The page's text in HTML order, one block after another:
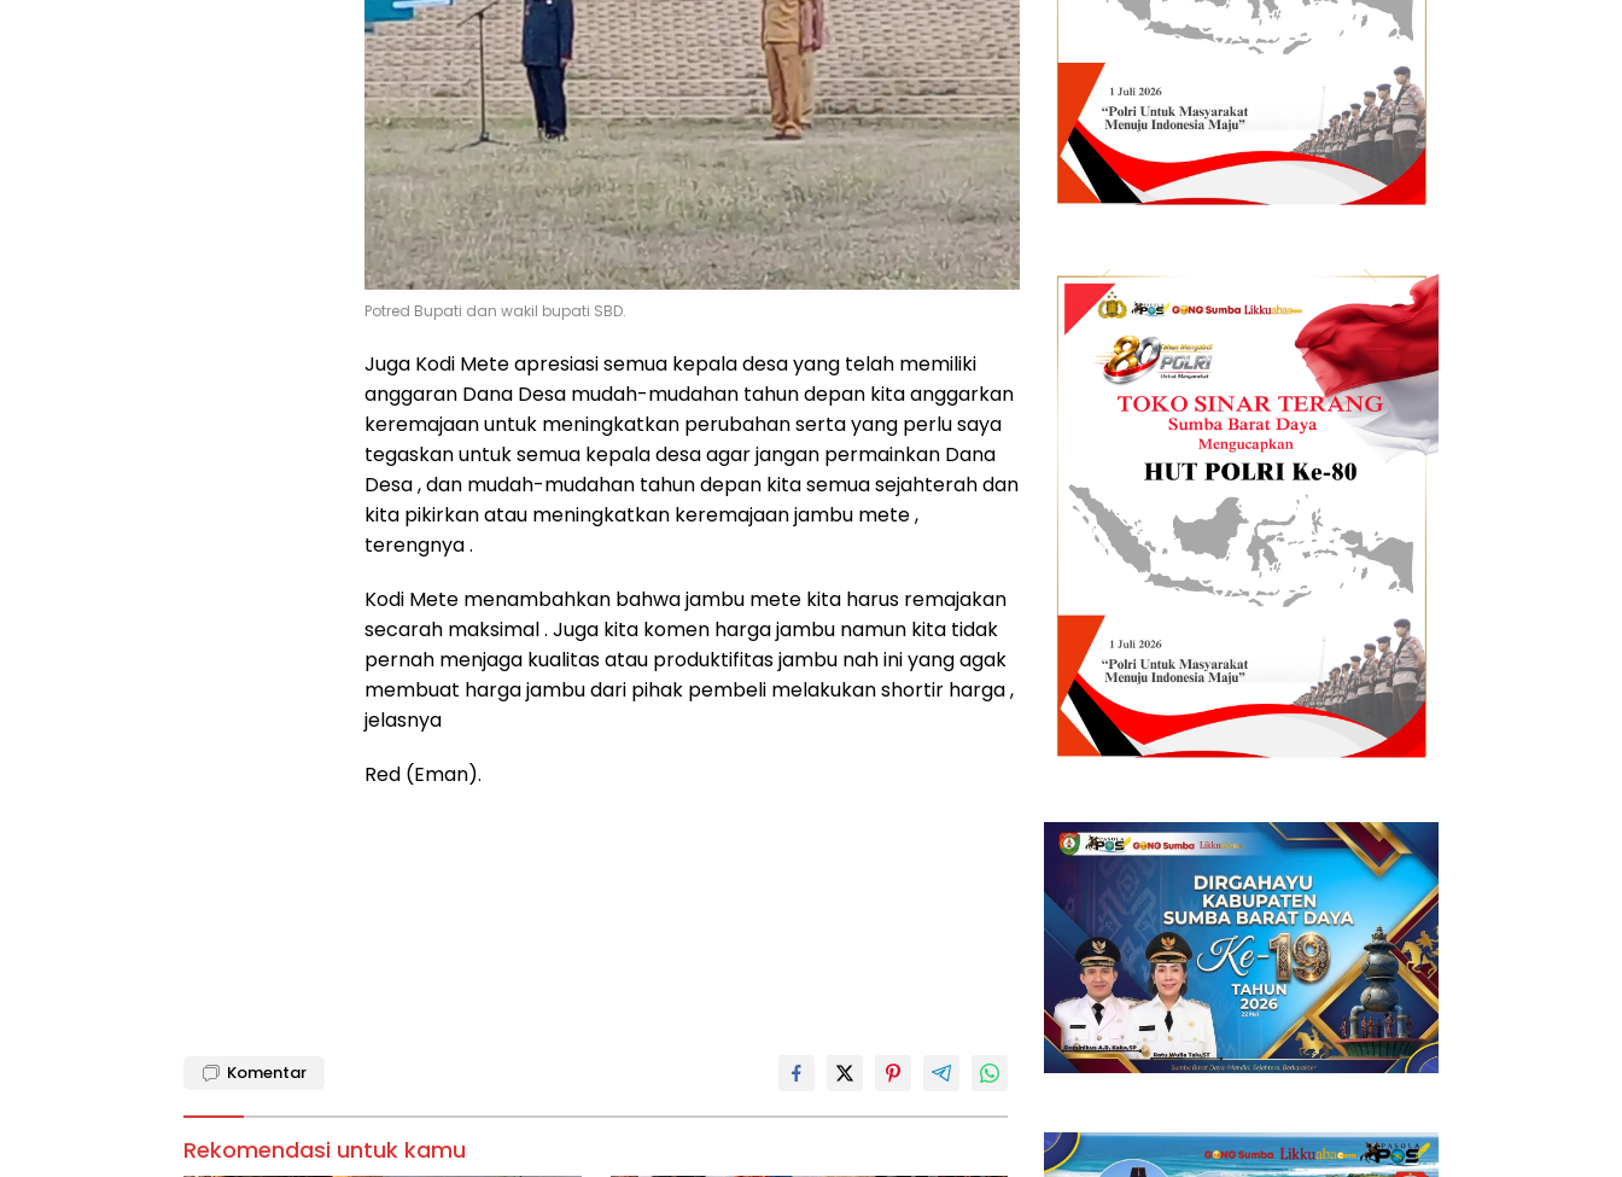
Potred Bupati dan wakil bupati SBD.
Juga Kodi Mete apresiasi semua kepala desa yang telah memiliki
anggaran Dana Desa mudah-mudahan tahun depan kita anggarkan
keremajaan untuk meningkatkan perubahan serta yang perlu saya
tegaskan untuk semua kepala desa agar jangan permainkan Dana
Desa , dan mudah-mudahan tahun depan kita semua sejahterah dan
kita pikirkan atau meningkatkan keremajaan jambu mete ,
terengnya .
Kodi Mete menambahkan bahwa jambu mete kita harus remajakan
secarah maksimal . Juga kita komen harga jambu namun kita tidak
pernah menjaga kualitas atau produktifitas jambu nah ini yang agak
membuat harga jambu dari pihak pembeli melakukan shortir harga ,
jelasnya
Red (Eman).
Komentar
Rekomendasi untuk kamu